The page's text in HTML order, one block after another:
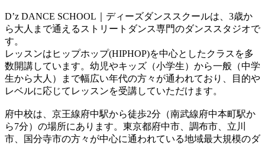
D’z DANCE SCHOOL｜ディーズダンススクールは、3歳か
ら大人まで通えるストリートダンス専門のダンススタジオで
す。
レッスンはヒップホップ(HIPHOP)を中心としたクラスを多
数開講しています。幼児やキッズ（小学生）から一般（中学
生から大人）まで幅広い年代の方々が通われており、目的や
レベルに応じてレッスンを受講していただけます。
府中校は、京王線府中駅から徒歩2分（南武線府中本町駅か
ら7分）の場所にあります。東京都府中市、調布市、立川
市、国分寺市の方々が中心に通われている地域最大規模のダ